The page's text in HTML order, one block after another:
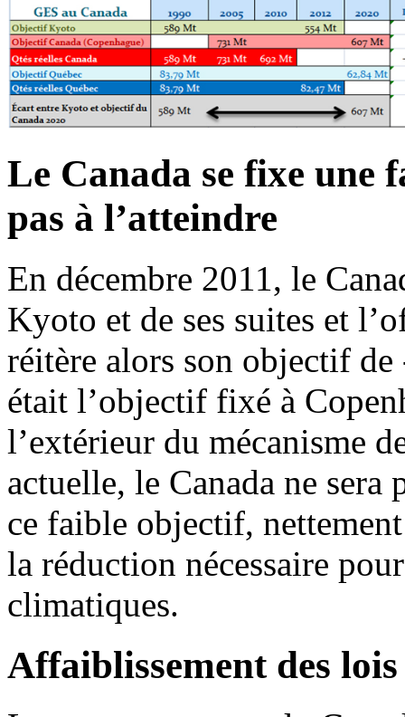
Le Canada se fixe une
pas à l’atteindre
En décembre 2011, le
Kyoto et de ses suites et
réitère alors son objectif
était l’objectif fixé à
l’extérieur du mécanisme
actuelle, le Canada ne sera
ce faible objectif,
la réduction nécessaire
climatiques.
Affaiblissement des